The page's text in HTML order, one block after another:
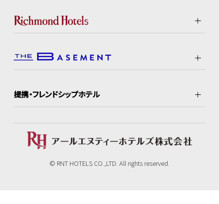
提携・フレンドシップホテル
© RNT HOTELS CO.,LTD. All rights reserved.